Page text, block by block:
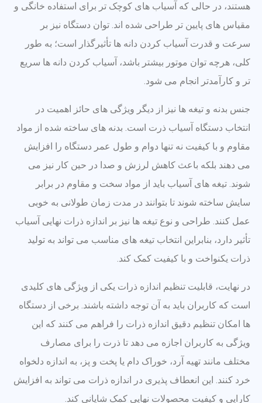
هستند، در حالی که آسیاب های کوچک تر برای استفاده خانگی و
مقیاس های پایین تر طراحی شده اند. توان دستگاه نیز بر
سرعت و قدرت آسیاب کردن دانه ها تأثیرگذار است؛ به طور
کلی، هرچه توان موتور بیشتر باشد، آسیاب کردن دانه ها سریع
تر و کارآمدتر انجام می شود.
جنس بدنه و تیغه ها نیز از دیگر ویژگی های حائز اهمیت در
انتخاب دستگاه آسیاب ذرت است. بدنه های ساخته شده از مواد
مقاوم و با کیفیت نه تنها دوام و طول عمر دستگاه را افزایش
می دهند بلکه باعث کاهش لرزش و صدا در حین کار نیز می
شوند. تیغه های آسیاب باید از مواد سخت و مقاوم در برابر
سایش ساخته شوند تا بتوانند در مدت زمان طولانی به خوبی
عمل کنند. طراحی و نوع تیغه ها نیز بر اندازه ذرات نهایی آسیاب
تأثیر دارد، بنابراین انتخاب تیغه های مناسب می تواند به تولید
ذرات یکنواخت و با کیفیت کمک کند.
در نهایت، قابلیت تنظیم اندازه ذرات یکی از ویژگی های کلیدی
است که کاربران باید به آن توجه داشته باشند. برخی از دستگاه
ها امکان تنظیم دقیق اندازه ذرات را فراهم می کنند که این
ویژگی به کاربران اجازه می دهد تا ذرت را برای مصارف
مختلف مانند تهیه آرد، خوراک دام یا پخت و پز، به اندازه دلخواه
خرد کنند. این انعطاف پذیری در اندازه ذرات می تواند به افزایش
کارایی و کیفیت محصولات نهایی کمک شایانی کند.